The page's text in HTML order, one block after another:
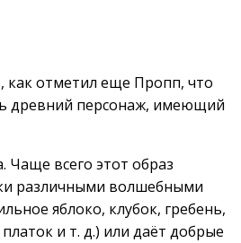
как отметил еще Пропп, что
древний персонаж, имеющий
Чаще всего этот образ
различными волшебными
яблоко, клубок, гребень,
и т. д.) или даёт добрые